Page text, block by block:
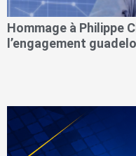
Hommage à Philippe
l’engagement